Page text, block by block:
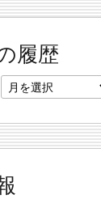
履歴